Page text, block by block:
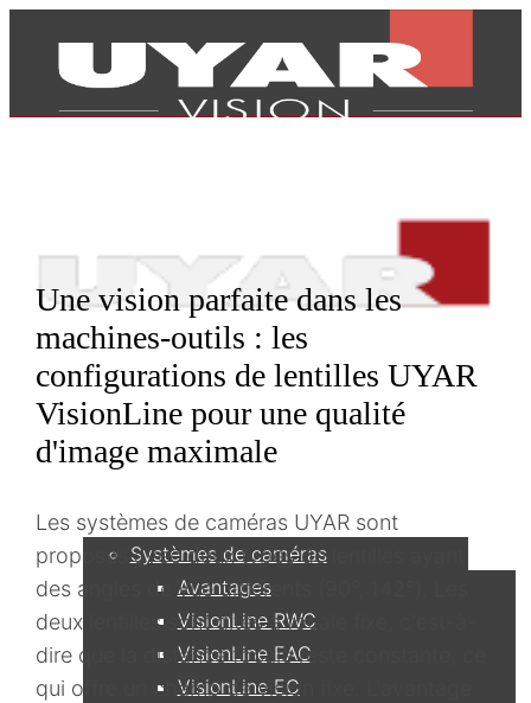
Systèmes de caméras
Avantages
VisionLine RWC
VisionLine EAC
VisionLine EC
Une vision parfaite dans les
machines-outils : les
configurations de lentilles UYAR
VisionLine pour une qualité
d'image maximale
Les systèmes de caméras UYAR sont
proposés avec deux types de lentilles ayant
des angles de vue différents (90°, 142°). Les
deux lentilles sont dites à focale fixe, c'est-à-
dire que la distance focale reste constante, ce
qui offre un champ de vision fixe. L'avantage